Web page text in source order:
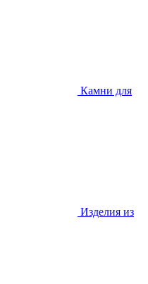
Камни для
Изделия из